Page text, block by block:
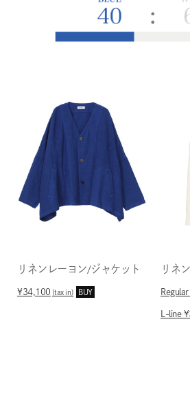
リネンレーヨン/ジャケット
¥34,100 (tax in) BUY
リネ
L-line